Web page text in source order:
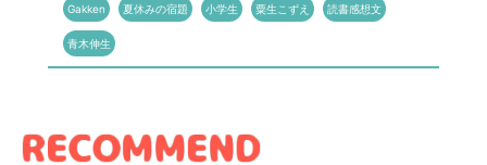
Gakken 夏休みの宿題 小学生 粟生こずえ 読書感想文
青木伸生